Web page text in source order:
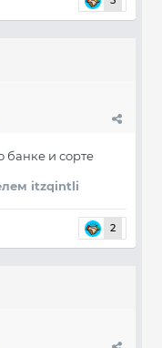
банке и сорте
itzqintli
2